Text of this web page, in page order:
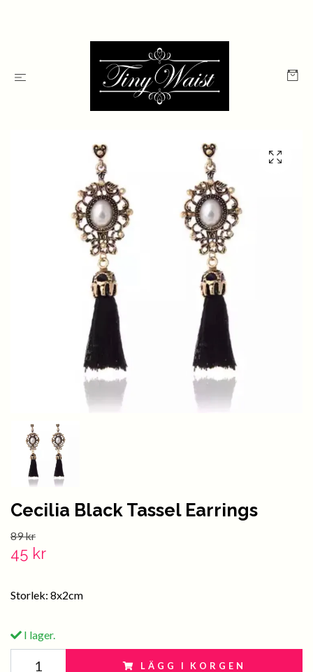
Cecilia Black Tassel Earrings
89 kr
45 kr
Storlek: 8x2cm
I lager.
LÄGG I KORGEN